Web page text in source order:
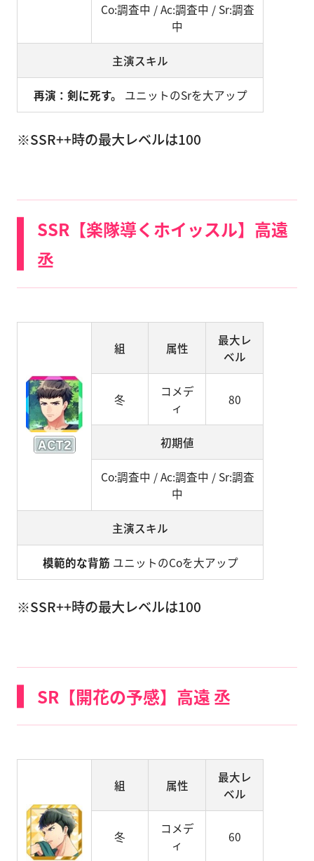
Co:調査中 / Ac:調査中 / Sr:調査
中
主演スキル
再演：剣に死す。 ユニットのSrを大アップ
※SSR++時の最大レベルは100
SSR【楽隊導くホイッスル】高遠
丞
組 属性
最大レ
ベル
冬
コメデ
ィ
80
初期値
Co:調査中 / Ac:調査中 / Sr:調査
中
主演スキル
模範的な背筋 ユニットのCoを大アップ
※SSR++時の最大レベルは100
SR【開花の予感】高遠 丞
組 属性
最大レ
ベル
冬
コメデ
ィ
60